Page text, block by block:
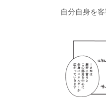
自分自身を